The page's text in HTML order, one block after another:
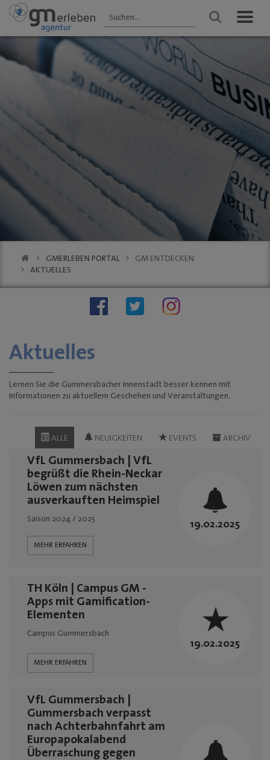
GM ENTDECKEN
Aktuelles
Kultur
Einkaufen
VfL Gummersbach
HEIMAT-JOKER®
FOREST ONE®
vytal® -
GM | Der PODCAST
GMerleben APP
eBay - Deine
Stadtrundgang
social wall
VERANSTALTUNGEN
Veranstaltungen
2025 - Übersicht
FRÜHLING
Gummersbach 2026
WINTER
Gummersbach
VfL Gummersbach
SCHWALBE Arena
Halle 32
Alte Vogtei
Ortszentren"
Sondernutzungen
Tourismus
BUSINESS & PARTNER
Unternehmen
Dabei sein
Mediadaten
GMERLEBEN PORTAL
GM ENTDECKEN
AKTUELLES
Aktuelles
Lernen Sie die Gummersbacher Innenstadt besser kennen mit
Informationen zu aktuellem Geschehen und Veranstaltungen.
ALLE NEUIGKEITEN EVENTS ARCHIV
VfL Gummersbach | VfL
begrüßt die Rhein-Neckar
Löwen zum nächsten
ausverkauften Heimspiel
Saison 2024 / 2025
MEHR ERFAHREN
19.02.2025
TH Köln | Campus GM -
Apps mit Gamification-
Elementen
Campus Gummersbach
MEHR ERFAHREN
19.02.2025
VfL Gummersbach |
Gummersbach verpasst
nach Achterbahnfahrt am
Europapokalabend
Überraschung gegen